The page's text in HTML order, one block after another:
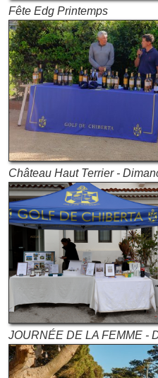
Fête Edg Printemps
Château Haut Terrier -
JOURNÉE DE LA FEMME -